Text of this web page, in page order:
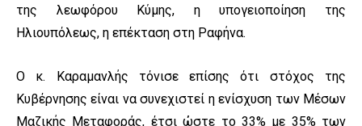
της λεωφόρου Κύμης, η υπογειοποίηση της
Ηλιουπόλεως, η επέκταση στη Ραφήνα.
Ο κ. Καραμανλής τόνισε επίσης ότι στόχος της
Κυβέρνησης είναι να συνεχιστεί η ενίσχυση των Μέσων
Μαζικής Μεταφοράς, έτσι ώστε το 33% με 35% των